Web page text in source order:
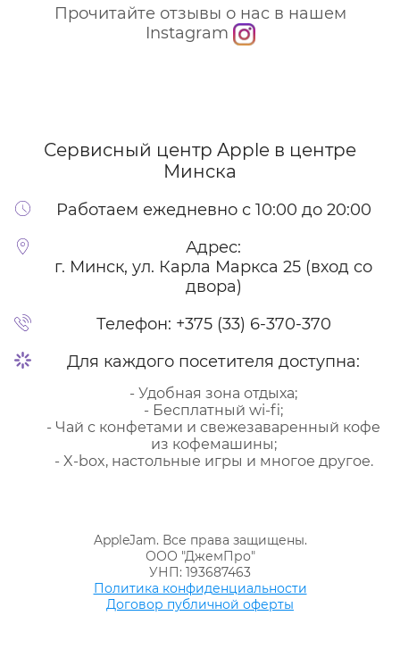
Прочитайте отзывы о нас в нашем
Instagram
Сервисный центр Apple в центре
Минска
Работаем ежедневно с 10:00 до 20:00
Адрес:
г. Минск, ул. Карла Маркса 25 (вход со
двора)
Телефон: +375 (33) 6-370-370
Для каждого посетителя доступна:
- Удобная зона отдыха;
- Бесплатный wi-fi;
- Чай с конфетами и свежезаваренный кофе
из кофемашины;
- X-box, настольные игры и многое другое.
AppleJam. Все права защищены.
ООО "ДжемПро"
УНП: 193687463
Политика конфиденциальности
Договор публичной оферты